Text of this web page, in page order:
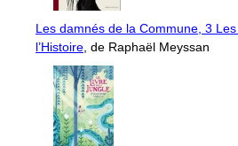
Les damnés de la Commune, 3
l’Histoire , de Raphaël Meyssan